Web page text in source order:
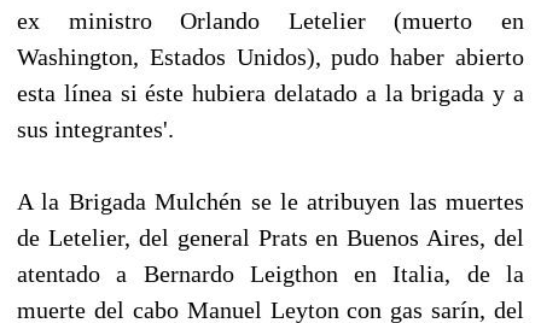
ex ministro Orlando Letelier (muerto en
Washington, Estados Unidos), pudo haber abierto
esta línea si éste hubiera delatado a la brigada y a
sus integrantes'.
A la Brigada Mulchén se le atribuyen las muertes
de Letelier, del general Prats en Buenos Aires, del
atentado a Bernardo Leigthon en Italia, de la
muerte del cabo Manuel Leyton con gas sarín, del